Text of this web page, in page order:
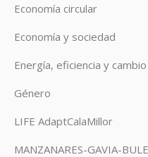
Economía circular
Economía y sociedad
Energía, eficiencia y
Género
LIFE AdaptCalaMillor
MANZANARES-GAVIA-